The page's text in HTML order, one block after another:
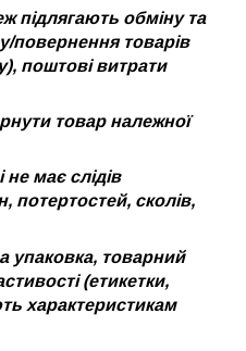
підлягають обміну та
повернення товарів
поштові витрати
товар належної
не має слідів
потертостей, сколів,
упаковка, товарний
(етикетки,
характеристикам